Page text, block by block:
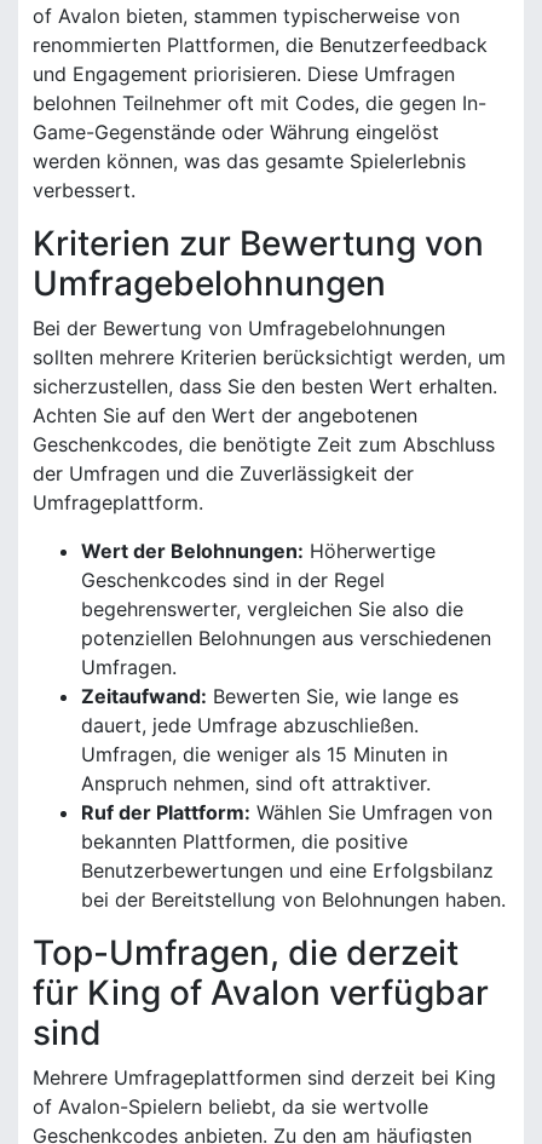
of Avalon bieten, stammen typischerweise von
renommierten Plattformen, die Benutzerfeedback
und Engagement priorisieren. Diese Umfragen
belohnen Teilnehmer oft mit Codes, die gegen In-
Game-Gegenstände oder Währung eingelöst
werden können, was das gesamte Spielerlebnis
verbessert.
Kriterien zur Bewertung von
Umfragebelohnungen
Bei der Bewertung von Umfragebelohnungen
sollten mehrere Kriterien berücksichtigt werden, um
sicherzustellen, dass Sie den besten Wert erhalten.
Achten Sie auf den Wert der angebotenen
Geschenkcodes, die benötigte Zeit zum Abschluss
der Umfragen und die Zuverlässigkeit der
Umfrageplattform.
Wert der Belohnungen: Höherwertige
Geschenkcodes sind in der Regel
begehrenswerter, vergleichen Sie also die
potenziellen Belohnungen aus verschiedenen
Umfragen.
Zeitaufwand: Bewerten Sie, wie lange es
dauert, jede Umfrage abzuschließen.
Umfragen, die weniger als 15 Minuten in
Anspruch nehmen, sind oft attraktiver.
Ruf der Plattform: Wählen Sie Umfragen von
bekannten Plattformen, die positive
Benutzerbewertungen und eine Erfolgsbilanz
bei der Bereitstellung von Belohnungen haben.
Top-Umfragen, die derzeit
für King of Avalon verfügbar
sind
Mehrere Umfrageplattformen sind derzeit bei King
of Avalon-Spielern beliebt, da sie wertvolle
Geschenkcodes anbieten. Zu den am häufigsten